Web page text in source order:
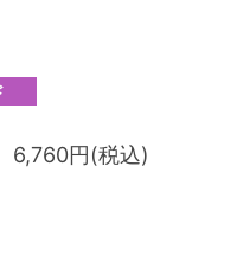
6,760円(税込)